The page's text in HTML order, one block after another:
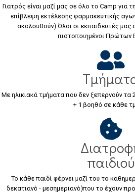
Γιατρός είναι μαζί μας σε όλο το Camp για
επίβλεψη εκτέλεσης φαρμακευτικής
ακολουθούν) Όλοι οι εκπαιδευτές μας
πιστοποιημένοι Πρώτων
Με ηλικιακά τμήματα που δεν ξεπερνούν τα
+ 1 βοηθό σε κάθε
παιδιού
Το κάθε παιδί φέρνει μαζί του το
δεκατιανό - μεσημεριανό)που το έχουν